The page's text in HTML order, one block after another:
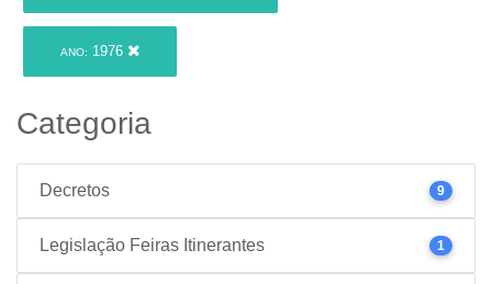
ANO: 1976
Categoria
Decretos 9
Legislação Feiras Itinerantes 1